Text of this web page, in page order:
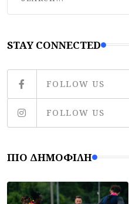
STAY CONNECTED
FOLLOW US
FOLLOW US
ΠΙΟ ΔΗΜΟΦΙΛΉ